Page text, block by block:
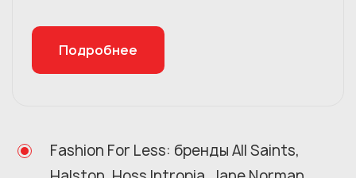
Подробнее
Fashion For Less: бренды All Saints,